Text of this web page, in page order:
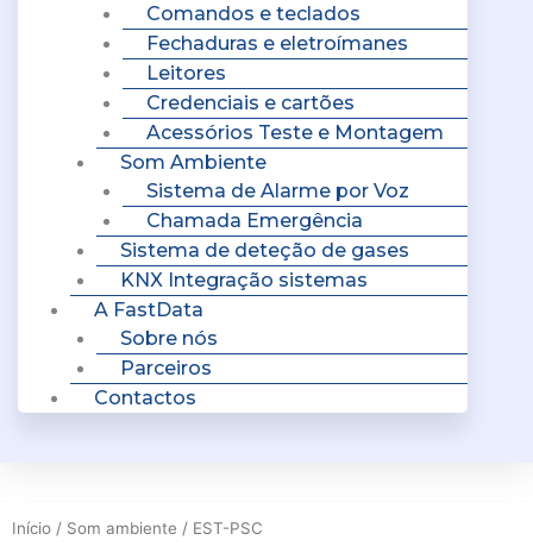
Comandos e teclados
Fechaduras e eletroímanes
Leitores
Credenciais e cartões
Acessórios Teste e Montagem
Som Ambiente
Sistema de Alarme por Voz
Chamada Emergência
Sistema de deteção de gases
KNX Integração sistemas
A FastData
Sobre nós
Parceiros
Contactos
Início / Som ambiente / EST-PSC